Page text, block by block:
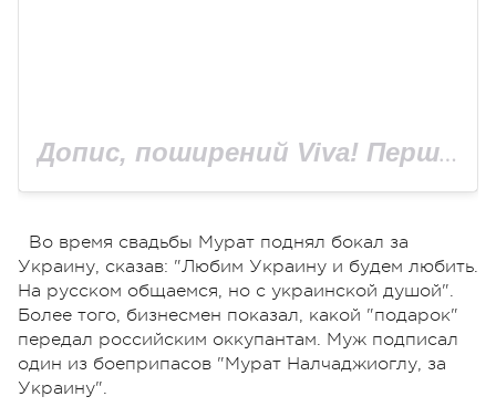
Допис, поширений Viva! Перший журнал про зірок (@viva_ukraine_magazine)
Во время свадьбы Мурат поднял бокал за
Украину, сказав: "Любим Украину и будем любить.
На русском общаемся, но с украинской душой".
Более того, бизнесмен показал, какой "подарок"
передал российским оккупантам. Муж подписал
один из боеприпасов "Мурат Налчаджиоглу, за
Украину".